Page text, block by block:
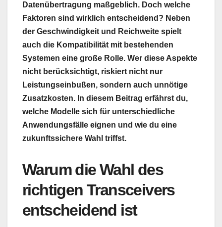
Datenübertragung maßgeblich. Doch welche
Faktoren sind wirklich entscheidend? Neben
der Geschwindigkeit und Reichweite spielt
auch die Kompatibilität mit bestehenden
Systemen eine große Rolle. Wer diese Aspekte
nicht berücksichtigt, riskiert nicht nur
Leistungseinbußen, sondern auch unnötige
Zusatzkosten. In diesem Beitrag erfährst du,
welche Modelle sich für unterschiedliche
Anwendungsfälle eignen und wie du eine
zukunftssichere Wahl triffst.
Warum die Wahl des
richtigen Transceivers
entscheidend ist